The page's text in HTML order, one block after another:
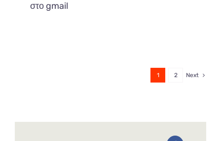
στο gmail
1 2 Next